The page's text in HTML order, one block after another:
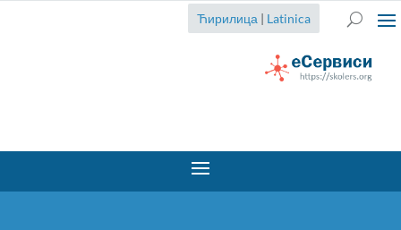
Ћирилица | Latinica